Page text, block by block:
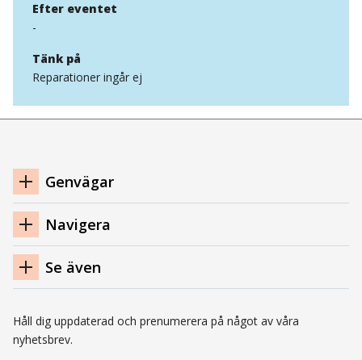
Efter eventet
-
Tänk på
Reparationer ingår ej
Navigation
sidfot
Genvägar
Navigera
Se även
Håll dig uppdaterad och prenumerera på något av våra
nyhetsbrev.